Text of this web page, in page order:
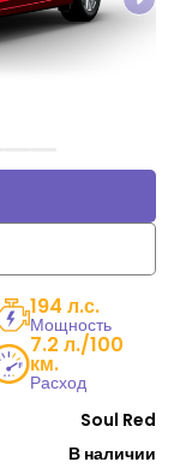
194 л.с.
Мощность
7.2 л./100
км.
Расход
Soul Red
В наличии